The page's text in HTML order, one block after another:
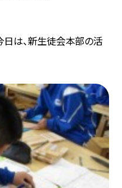
日は、新生徒会本部の活